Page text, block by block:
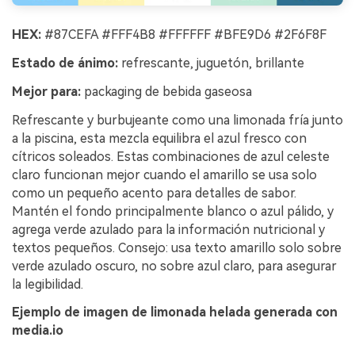
HEX: #87CEFA #FFF4B8 #FFFFFF #BFE9D6 #2F6F8F
Estado de ánimo: refrescante, juguetón, brillante
Mejor para: packaging de bebida gaseosa
Refrescante y burbujeante como una limonada fría junto
a la piscina, esta mezcla equilibra el azul fresco con
cítricos soleados. Estas combinaciones de azul celeste
claro funcionan mejor cuando el amarillo se usa solo
como un pequeño acento para detalles de sabor.
Mantén el fondo principalmente blanco o azul pálido, y
agrega verde azulado para la información nutricional y
textos pequeños. Consejo: usa texto amarillo solo sobre
verde azulado oscuro, no sobre azul claro, para asegurar
la legibilidad.
Ejemplo de imagen de limonada helada generada con
media.io